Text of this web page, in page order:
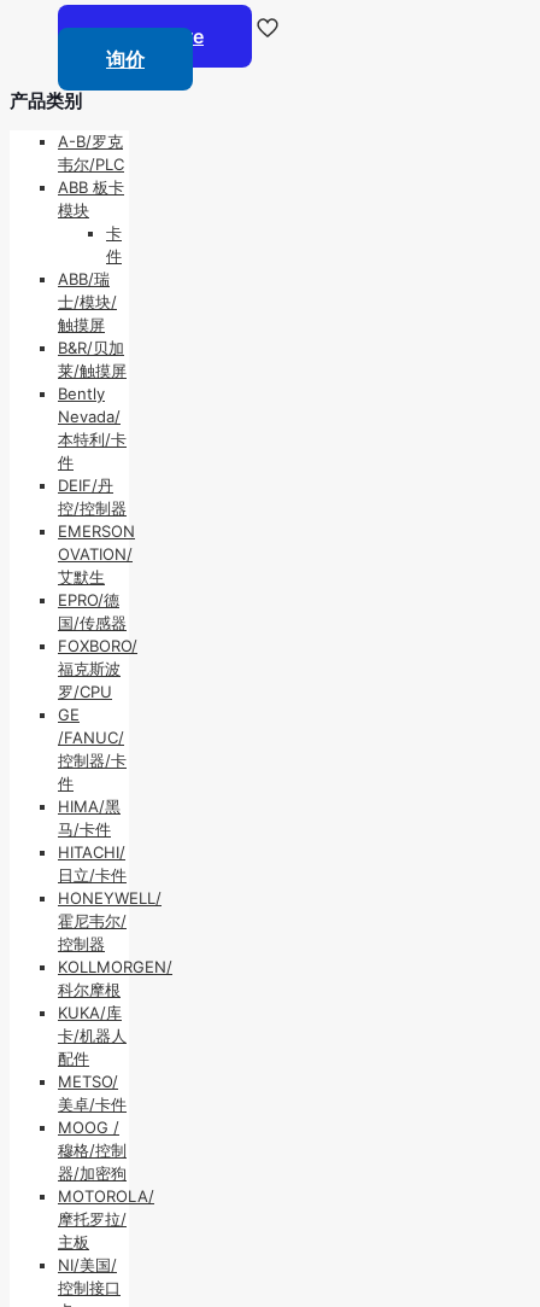
Read more
询价
产品类别
A-B/罗克
韦尔/PLC
ABB 板卡
模块
卡
件
ABB/瑞
士/模块/
触摸屏
B&R/贝加
莱/触摸屏
Bently
Nevada/
本特利/卡
件
DEIF/丹
控/控制器
EMERSON
OVATION/
艾默生
EPRO/德
国/传感器
FOXBORO/
福克斯波
罗/CPU
GE
/FANUC/
控制器/卡
件
HIMA/黑
马/卡件
HITACHI/
日立/卡件
HONEYWELL/
霍尼韦尔/
控制器
KOLLMORGEN/
科尔摩根
KUKA/库
卡/机器人
配件
METSO/
美卓/卡件
MOOG /
穆格/控制
器/加密狗
MOTOROLA/
摩托罗拉/
主板
NI/美国/
控制接口